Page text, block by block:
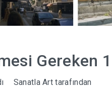
Gereken
Sanatla Art tarafından